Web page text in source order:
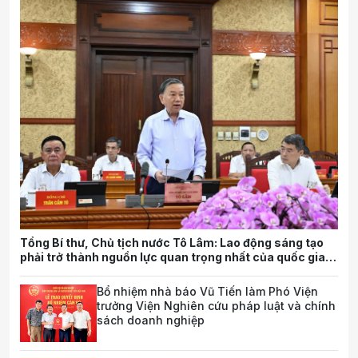
Tổng Bí thư, Chủ tịch nước Tô Lâm: Lao động sáng tạo
phải trở thành nguồn lực quan trọng nhất của quốc gia
Bổ nhiệm nhà báo Vũ Tiến làm Phó Viện
trưởng Viện Nghiên cứu pháp luật và chính
sách doanh nghiệp